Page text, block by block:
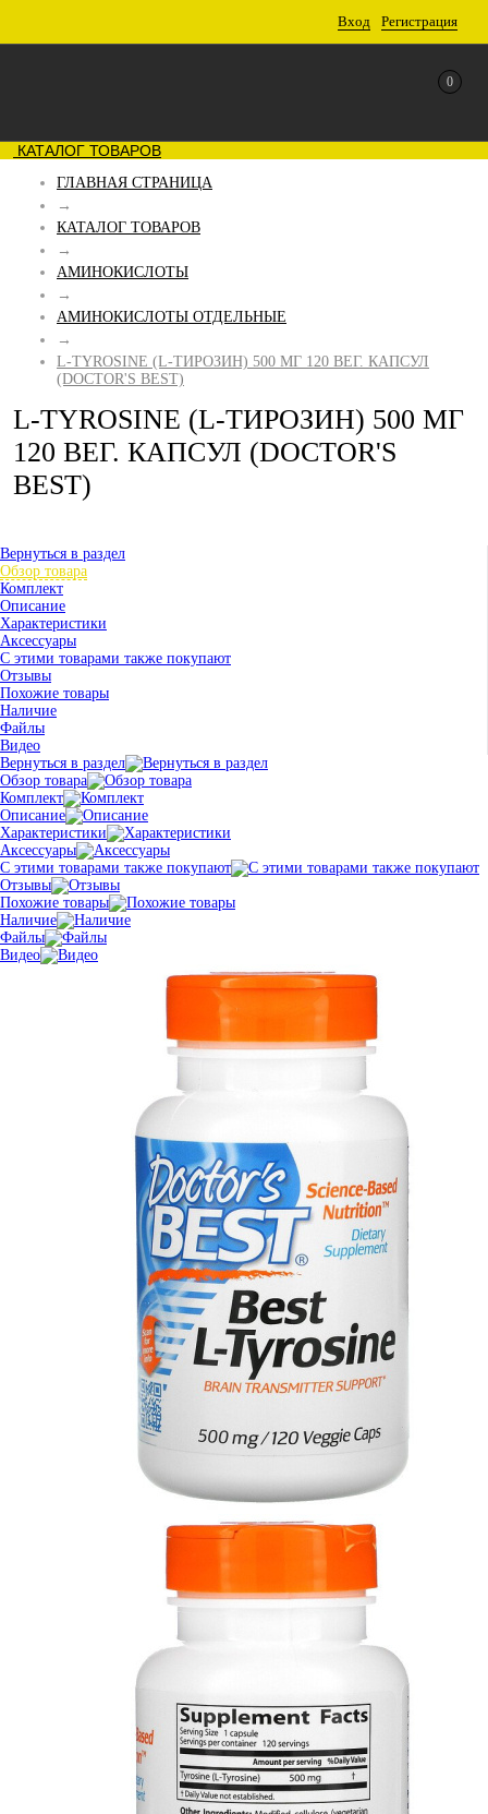
Вход Регистрация
0
КАТАЛОГ ТОВАРОВ
ГЛАВНАЯ СТРАНИЦА
→
КАТАЛОГ ТОВАРОВ
→
АМИНОКИСЛОТЫ
→
АМИНОКИСЛОТЫ ОТДЕЛЬНЫЕ
→
L-TYROSINE (L-ТИРОЗИН) 500 МГ 120 ВЕГ. КАПСУЛ
(DOCTOR'S BEST)
L-TYROSINE (L-ТИРОЗИН) 500 МГ
120 ВЕГ. КАПСУЛ (DOCTOR'S
BEST)
Вернуться в раздел
Обзор товара
Комплект
Описание
Характеристики
Аксессуары
С этими товарами также покупают
Отзывы
Похожие товары
Наличие
Файлы
Видео
Вернуться в раздел
Обзор товара
Комплект
Описание
Характеристики
Аксессуары
С этими товарами также покупают
Отзывы
Похожие товары
Наличие
Файлы
Видео